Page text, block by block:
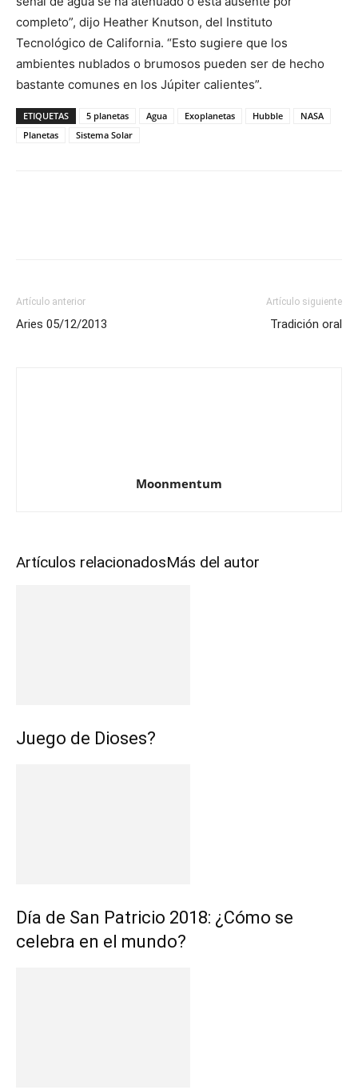
completo”, dijo Heather Knutson, del Instituto
Tecnológico de California. “Esto sugiere que los
ambientes nublados o brumosos pueden ser de hecho
bastante comunes en los Júpiter calientes”.
ETIQUETAS 5 planetas Agua Exoplanetas Hubble
NASA
Planetas
Sistema Solar
Artículo anterior
Aries 05/12/2013
Artículo siguiente
Tradición oral
Moonmentum
Artículos relacionadosMás del autor
Juego de Dioses?
Día de San Patricio 2018: ¿Cómo se
celebra en el mundo?